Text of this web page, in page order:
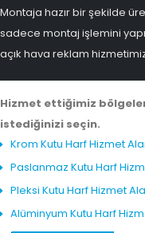
Montaja hazır bir şekilde
sadece montaj işlemini
açık hava reklam
Hizmet ettiğimiz
istediğinizi seçin.
Krom Kutu Harf Hizmet
Paslanmaz Kutu Harf
Pleksi Kutu Harf Hizmet
Alüminyum Kutu Harf